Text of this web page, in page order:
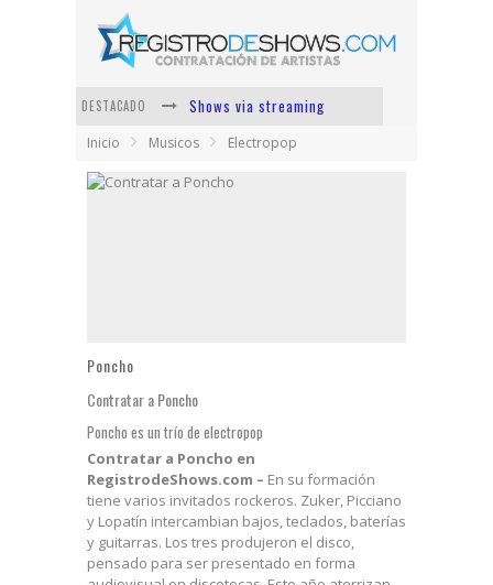
DESTACADO
Shows via streaming
Lit Killah
Nicki Nicole
Inicio Musicos Electropop
Poncho
Contratar a Poncho
Poncho es un trío de electropop
Contratar a Poncho en
RegistrodeShows.com – En su formación
tiene varios invitados rockeros. Zuker, Picciano
y Lopatín intercambian bajos, teclados, baterías
y guitarras. Los tres produjeron el disco,
pensado para ser presentado en forma